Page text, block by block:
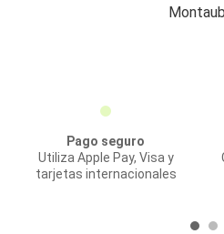
Pago seguro
Utiliza Apple Pay, Visa y
tarjetas internacionales